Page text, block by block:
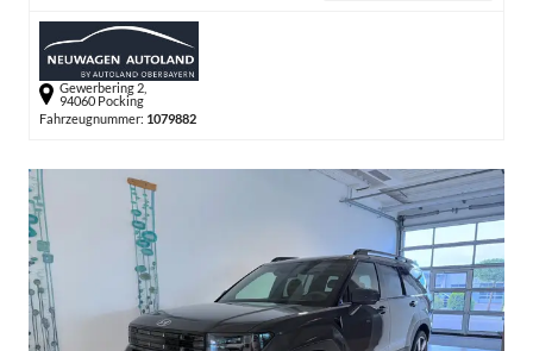
Gewerbering 2,
94060 Pocking
Fahrzeugnummer: 1079882